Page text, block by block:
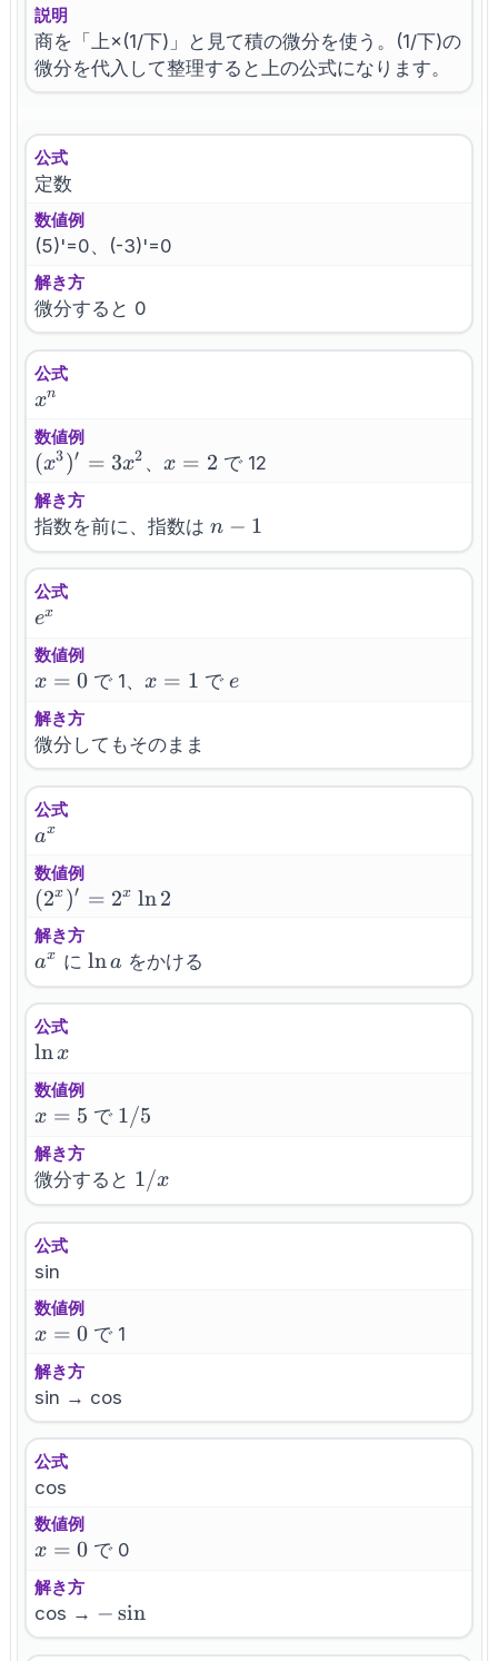
説明
商を「上×(1/下)」と見て積の微分を使う。(1/下)の
微分を代入して整理すると上の公式になります。
公式
定数
数値例
(5)'=0、(-3)'=0
解き方
微分すると 0
公式
x^n
xn
数値例
(x^3)'=3x^2
(x3)′ = 3x2 、x=2
x = 2 で 12
解き方
指数を前に、指数は n-
1
n − 1
公式
e^x
ex
数値例
x=0
x = 0 で 1、x=1
x = 1 で e
e
解き方
微分してもそのまま
公式
a^x
ax
数値例
(2^x)'=2^x
\ln 2
(2x )′ = 2x ln2
解き方
a^x
ax に \ln
a
lna をかける
公式
\ln
x
lnx
数値例
x=5
x = 5 で 1/5
1/5
解き方
微分すると 1/x
1/x
公式
sin
数値例
x=0
x = 0 で 1
解き方
sin → cos
公式
cos
数値例
x=0
x = 0 で 0
解き方
cos → -
\sin
− sin